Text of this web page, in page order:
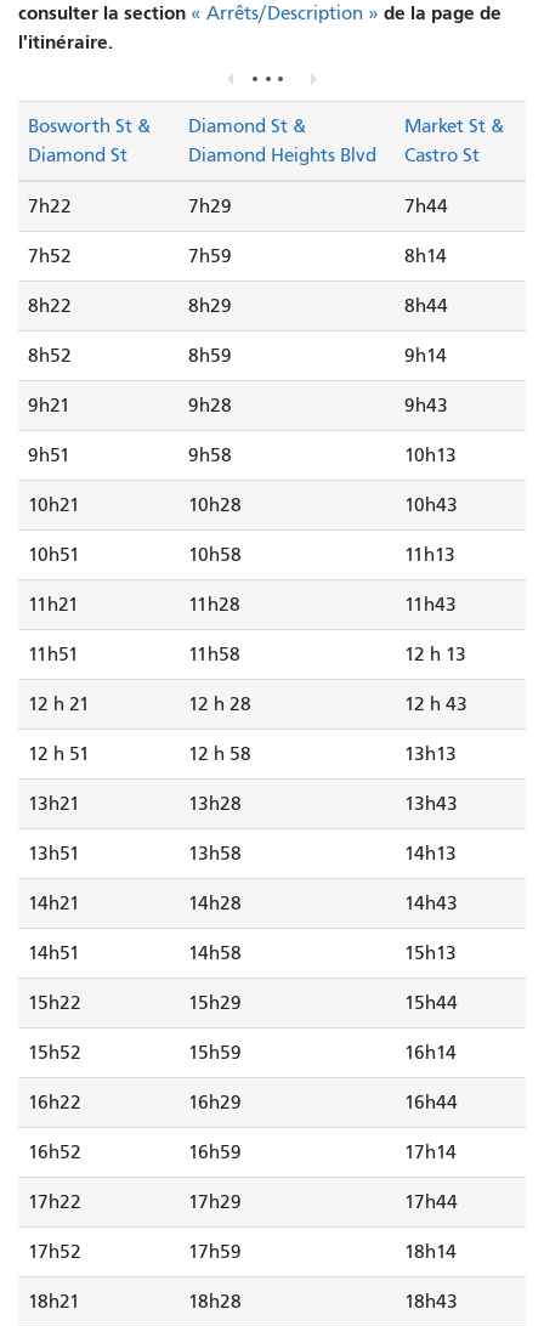
consulter la section « Arrêts/Description » de la page de
l'itinéraire.
Bosworth St &
Diamond St
Diamond St &
Diamond Heights Blvd
Market St &
Castro St
7h22 7h29 7h44
7h52 7h59 8h14
8h22 8h29 8h44
8h52 8h59 9h14
9h21 9h28 9h43
9h51 9h58 10h13
10h21 10h28 10h43
10h51 10h58 11h13
11h21 11h28 11h43
11h51 11h58 12 h 13
12 h 21 12 h 28 12 h 43
12 h 51 12 h 58 13h13
13h21 13h28 13h43
13h51 13h58 14h13
14h21 14h28 14h43
14h51 14h58 15h13
15h22 15h29 15h44
15h52 15h59 16h14
16h22 16h29 16h44
16h52 16h59 17h14
17h22 17h29 17h44
17h52 17h59 18h14
18h21 18h28 18h43